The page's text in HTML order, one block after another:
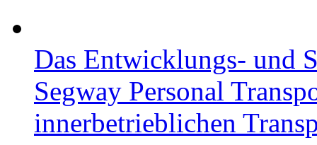
Das Entwicklungs- und
Segway Personal
innerbetrieblichen